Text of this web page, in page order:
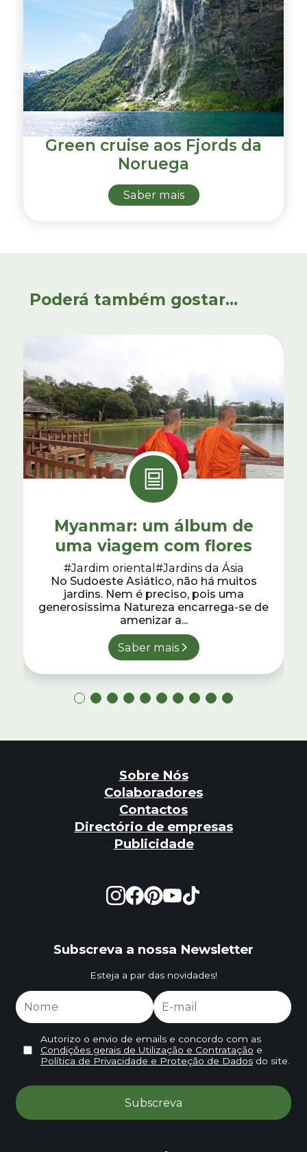
Green cruise aos Fjords da
Noruega
Saber mais
Poderá também gostar...
Myanmar: um álbum de
uma viagem com flores
#Jardim oriental#Jardins da Ásia
No Sudoeste Asiático, não há muitos
jardins. Nem é preciso, pois uma
generosíssima Natureza encarrega-se de
amenizar a...
Saber mais
Sobre Nós
Colaboradores
Contactos
Directório de empresas
Publicidade
Subscreva a nossa Newsletter
Esteja a par das novidades!
Autorizo o envio de emails e concordo com as
Condições gerais de Utilização e Contratação e
Política de Privacidade e Proteção de Dadosdo site.